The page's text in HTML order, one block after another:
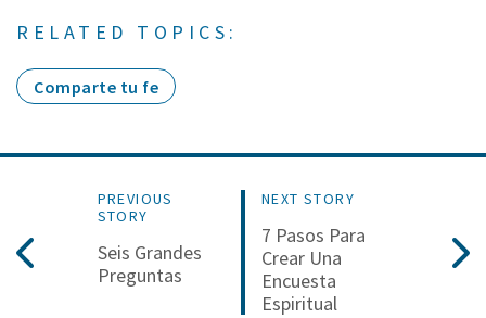
RELATED TOPICS:
Comparte tu fe
PREVIOUS
STORY
Seis Grandes
Preguntas
NEXT STORY
7 Pasos Para
Crear Una
Encuesta
Espiritual